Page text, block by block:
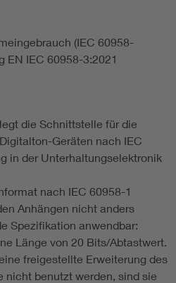
Kontext der Normung
in der Übersicht
Ressourceneffizienz
Elektroinstallationen
(IEC 60958-
EN IEC 60958-3:2021
die Schnittstelle für die
Geräten nach IEC
in der Unterhaltungselektronik
nach IEC 60958-1
Anhängen nicht anders
Spezifikation anwendbar:
Länge von 20 Bits/Abtastwert.
freigestellte Erweiterung des
nicht benutzt werden, sind sie